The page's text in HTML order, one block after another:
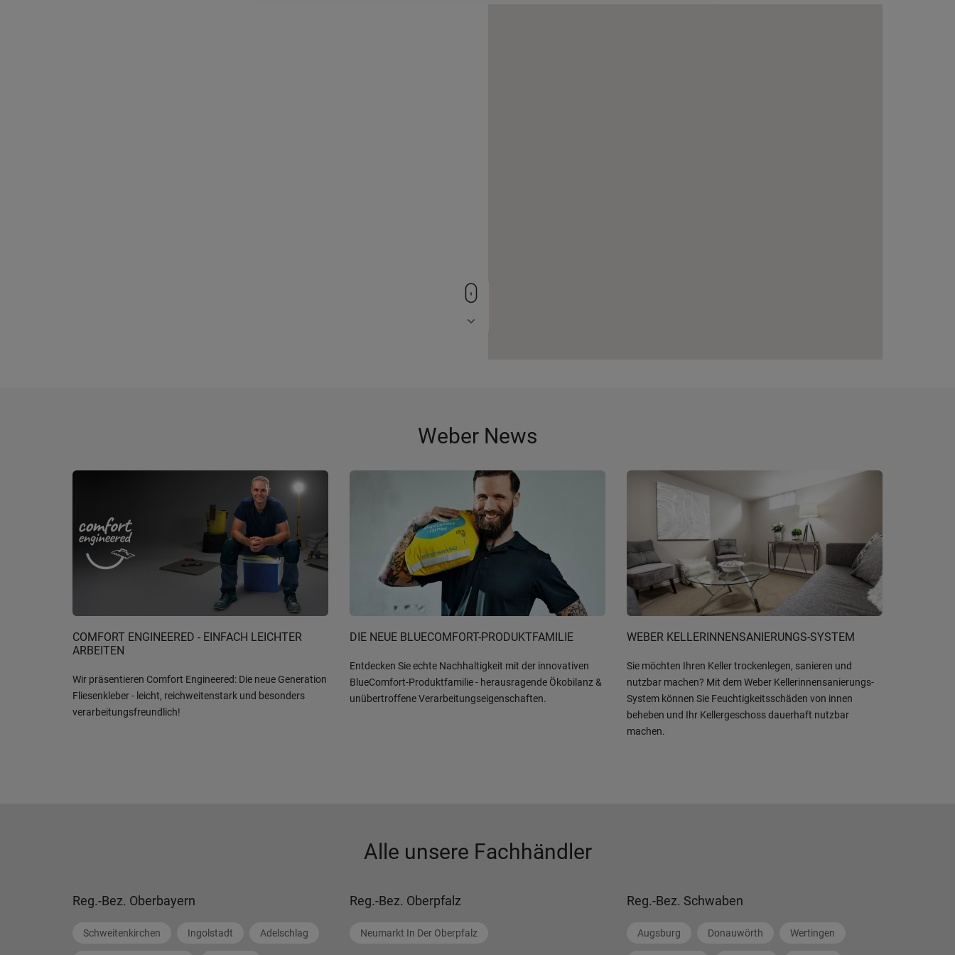
Weber News
COMFORT ENGINEERED - EINFACH LEICHTER
ARBEITEN
Wir präsentieren Comfort Engineered: Die neue Generation
Fliesenkleber - leicht, reichweitenstark und besonders
verarbeitungsfreundlich!
DIE NEUE BLUECOMFORT-PRODUKTFAMILIE
Entdecken Sie echte Nachhaltigkeit mit der innovativen
BlueComfort-Produktfamilie - herausragende Ökobilanz &
unübertroffene Verarbeitungseigenschaften.
WEBER KELLERINNENSANIERUNGS-SYSTEM
Sie möchten Ihren Keller trockenlegen, sanieren und
nutzbar machen? Mit dem Weber Kellerinnensanierungs-
System können Sie Feuchtigkeitsschäden von innen
beheben und Ihr Kellergeschoss dauerhaft nutzbar
machen.
Alle unsere Fachhändler
Reg.-Bez. Oberbayern
Schweitenkirchen Ingolstadt Adelschlag
Reg.-Bez. Oberpfalz
Neumarkt In Der Oberpfalz
Reg.-Bez. Schwaben
Augsburg Donauwörth Wertingen